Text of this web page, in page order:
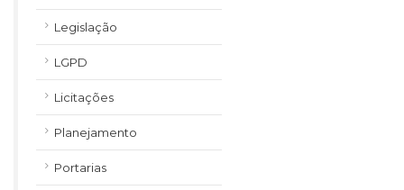
Legislação
LGPD
Licitações
Planejamento
Portarias